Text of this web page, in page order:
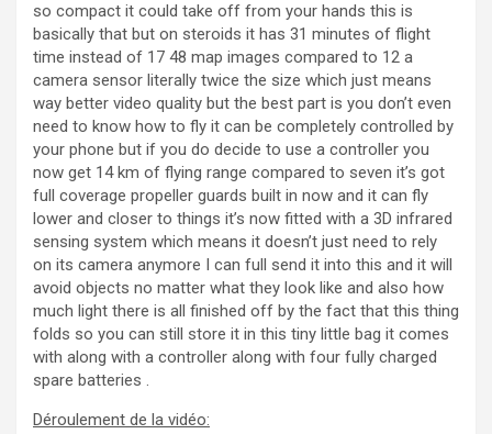
so compact it could take off from your hands this is
basically that but on steroids it has 31 minutes of flight
time instead of 17 48 map images compared to 12 a
camera sensor literally twice the size which just means
way better video quality but the best part is you don’t even
need to know how to fly it can be completely controlled by
your phone but if you do decide to use a controller you
now get 14 km of flying range compared to seven it’s got
full coverage propeller guards built in now and it can fly
lower and closer to things it’s now fitted with a 3D infrared
sensing system which means it doesn’t just need to rely
on its camera anymore I can full send it into this and it will
avoid objects no matter what they look like and also how
much light there is all finished off by the fact that this thing
folds so you can still store it in this tiny little bag it comes
with along with a controller along with four fully charged
spare batteries .
Déroulement de la vidéo: